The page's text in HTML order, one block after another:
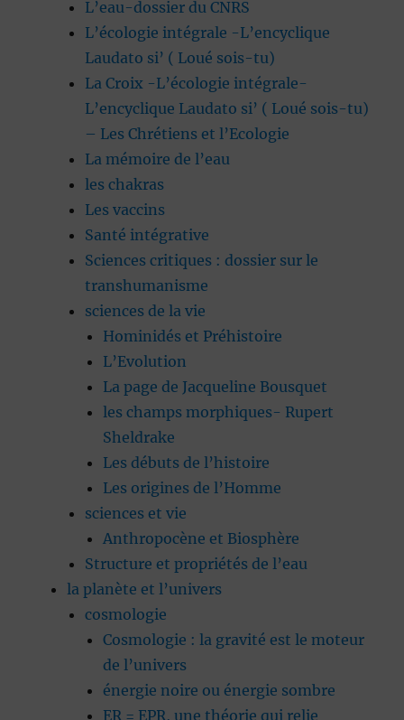
L’eau-dossier du CNRS
L’écologie intégrale -L’encyclique
Laudato si’ ( Loué sois-tu)
La Croix -L’écologie intégrale-
L’encyclique Laudato si’ ( Loué sois-tu)
– Les Chrétiens et l’Ecologie
La mémoire de l’eau
les chakras
Les vaccins
Santé intégrative
Sciences critiques : dossier sur le
transhumanisme
sciences de la vie
Hominidés et Préhistoire
L’Evolution
La page de Jacqueline Bousquet
les champs morphiques- Rupert
Sheldrake
Les débuts de l’histoire
Les origines de l’Homme
sciences et vie
Anthropocène et Biosphère
Structure et propriétés de l’eau
la planète et l’univers
cosmologie
Cosmologie : la gravité est le moteur
de l’univers
énergie noire ou énergie sombre
ER = EPR, une théorie qui relie